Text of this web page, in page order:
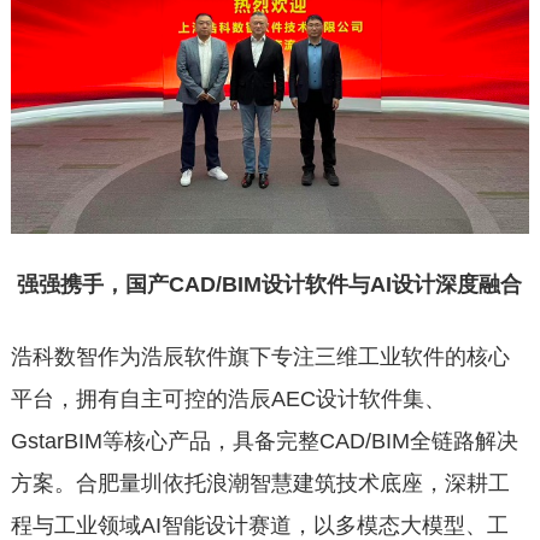
强强携手，国产CAD/BIM设计软件与AI设计深度融合
浩科数智作为浩辰软件旗下专注三维工业软件的核心
平台，拥有自主可控的浩辰AEC设计软件集、
GstarBIM等核心产品，具备完整CAD/BIM全链路解决
方案。合肥量圳依托浪潮智慧建筑技术底座，深耕工
程与工业领域AI智能设计赛道，以多模态大模型、工